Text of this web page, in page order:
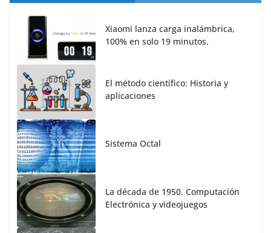
Xiaomi lanza carga inalámbrica,
100% en solo 19 minutos.
El método científico: Historia y
aplicaciones
Sistema Octal
La década de 1950. Computación
Electrónica y videojuegos